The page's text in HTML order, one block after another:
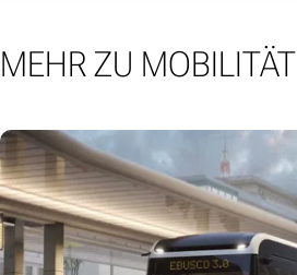
MEHR ZU MOBILITÄT